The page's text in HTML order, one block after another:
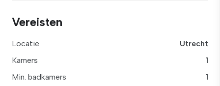
Vereisten
Locatie
Utrecht
Kamers
1
Min. badkamers
1